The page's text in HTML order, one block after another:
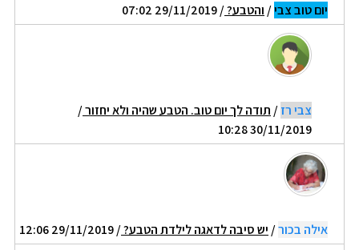
יום טוב צבי/ והטבע?/ 29/11/2019 07:02
צבי רז/ תודה לך יום טוב. הטבע שהיה ולא יחזור/
30/11/2019 10:28
אילה בכור/ יש סיבה לדאגה לילדת הטבע?/ 29/11/2019 12:06